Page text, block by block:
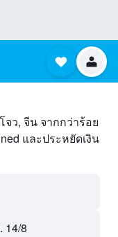
จว, จีน จากกว่าร้อย
และประหยัดเงิน
14/8